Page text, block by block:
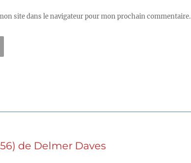
site dans le navigateur pour mon prochain commentaire.
de Delmer Daves